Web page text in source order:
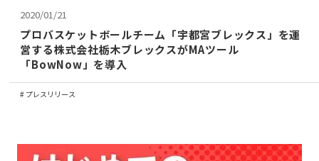
2020/01/21
プロバスケットボールチーム「宇都宮ブレックス」を運
営する株式会社栃木ブレックスがMAツール
「BowNow」を導入
プレスリリース